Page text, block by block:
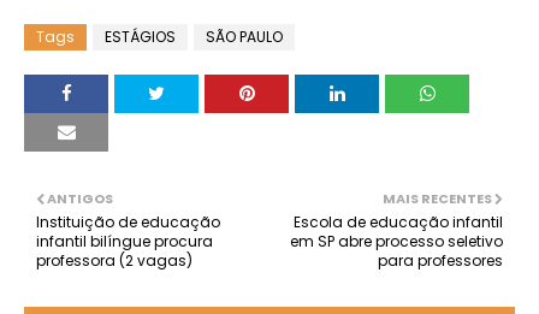
Tags ESTÁGIOS SÃO PAULO
MAIS RECENTES
Escola de educação infantil
em SP abre processo seletivo
para professores
ANTIGOS
Instituição de educação
infantil bilíngue procura
professora (2 vagas)